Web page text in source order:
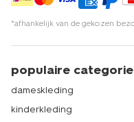
*afhankelijk van de gekozen
populaire
dameskleding
kinderkleding